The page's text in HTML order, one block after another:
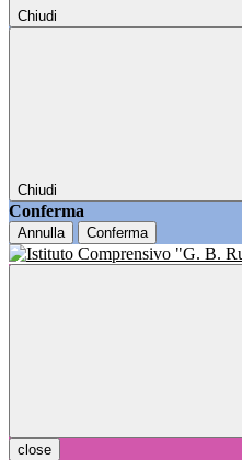
Chiudi
Chiudi
Conferma
Annulla Conferma
close